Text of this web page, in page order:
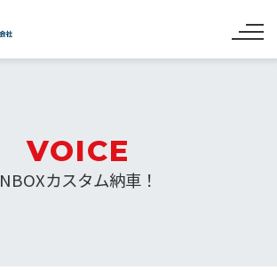
VOICE
NBOXカスタム納車！